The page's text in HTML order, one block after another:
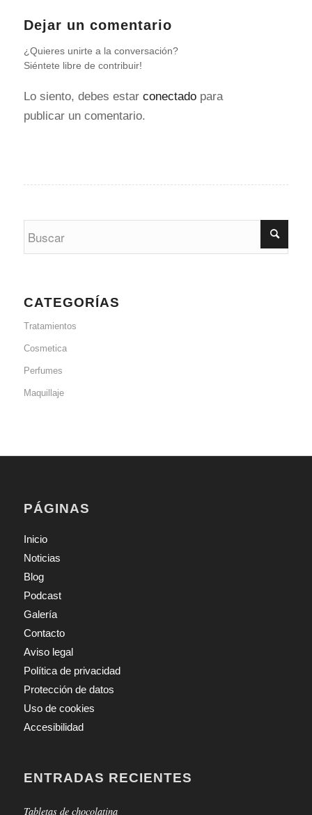
Dejar un comentario
¿Quieres unirte a la conversación?
Siéntete libre de contribuir!
Lo siento, debes estar conectadopara
publicar un comentario.
CATEGORÍAS
Tratamientos
Cosmetica
Perfumes
Maquillaje
PÁGINAS
Inicio
Noticias
Blog
Podcast
Galería
Contacto
Aviso legal
Política de privacidad
Protección de datos
Uso de cookies
Accesibilidad
ENTRADAS RECIENTES
Tabletas de chocolatina